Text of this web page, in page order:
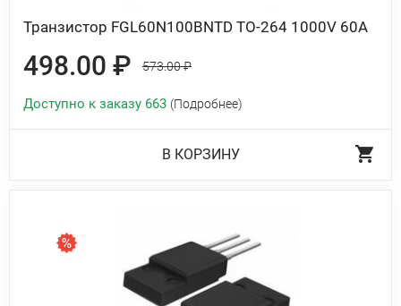
Транзистор FGL60N100BNTD TO-264 1000V 60A
498.00 ₽ 573.00 ₽
Доступно к заказу 663 (Подробнее)
В КОРЗИНУ